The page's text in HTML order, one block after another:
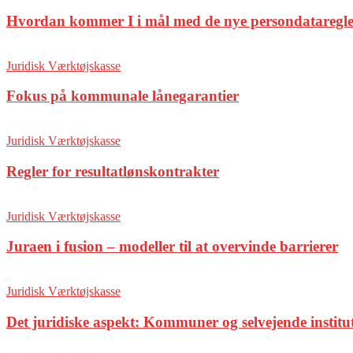
Hvordan kommer I i mål med de nye
Juridisk Værktøjskasse
Fokus på kommunale lånegarantier
Juridisk Værktøjskasse
Regler for resultatlønskontrakter
Juridisk Værktøjskasse
Juraen i fusion – modeller til at overvinde barrierer
Juridisk Værktøjskasse
Det juridiske aspekt: Kommuner og selvejende